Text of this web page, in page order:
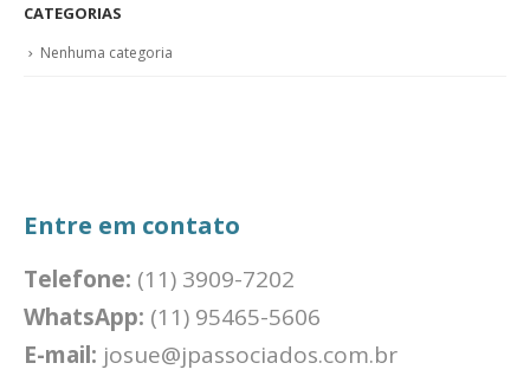
CATEGORIAS
Nenhuma categoria
Entre em contato
Telefone: (11) 3909-7202
WhatsApp: (11) 95465-5606
E-mail: josue@jpassociados.com.br